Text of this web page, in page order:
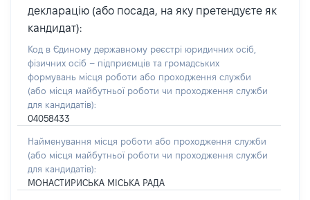
декларацію (або посада, на яку претендуєте як
кандидат):
Код в Єдиному державному реєстрі юридичних осіб,
фізичних осіб – підприємців та громадських
формувань місця роботи або проходження служби
(або місця майбутньої роботи чи проходження служби
для кандидатів):
04058433
Найменування місця роботи або проходження служби
(або місця майбутньої роботи чи проходження служби
для кандидатів):
МОНАСТИРИСЬКА МІСЬКА РАДА